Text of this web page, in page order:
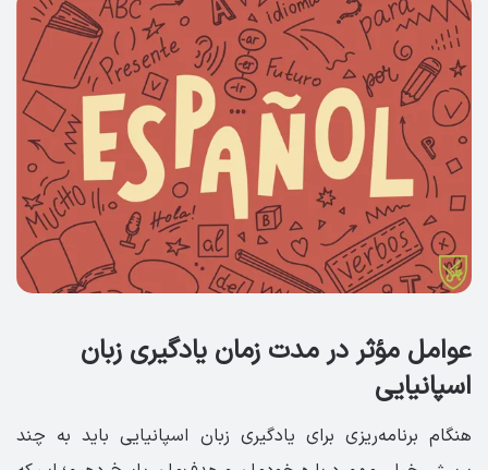
عوامل مؤثر در مدت زمان یادگیری زبان
اسپانیایی
هنگام برنامه‌ریزی برای یادگیری زبان اسپانیایی باید به چند